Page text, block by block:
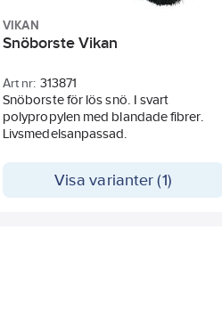
VIKAN
Snöborste Vikan
Art nr: 313871
Snöborste för lös snö. I svart
polypropylen med blandade fibrer.
Livsmedelsanpassad.
Visa varianter (1)